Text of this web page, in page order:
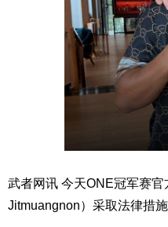
武者网讯 今天ONE冠军赛
Jitmuangnon）采取法律措施